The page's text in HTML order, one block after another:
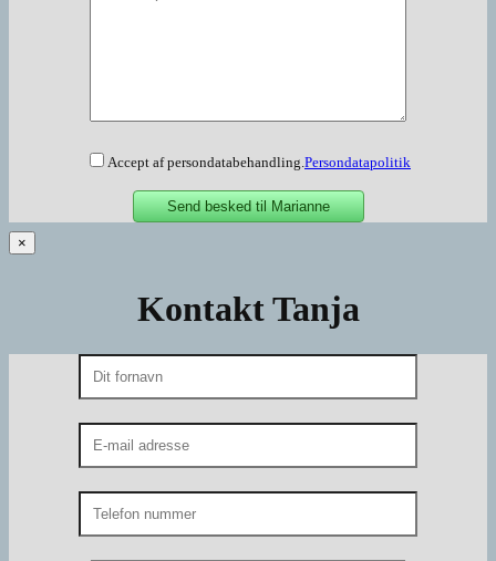
Accept af persondatabehandling.Persondatapolitik
×
Kontakt Tanja